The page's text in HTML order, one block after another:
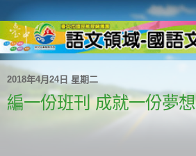
2018年4月24日 星期二
編一份班刊 成就一份夢想